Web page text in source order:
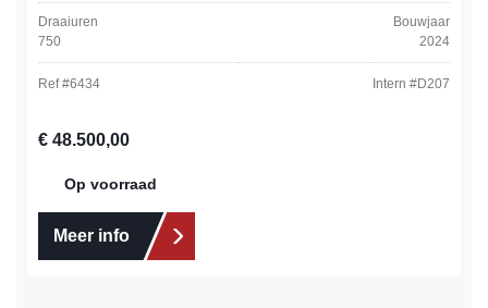
Draaiuren
750
Bouwjaar
2024
Ref #6434 Intern #D207
Normale prijs:
€ 48.500,00
Op voorraad
Meer info